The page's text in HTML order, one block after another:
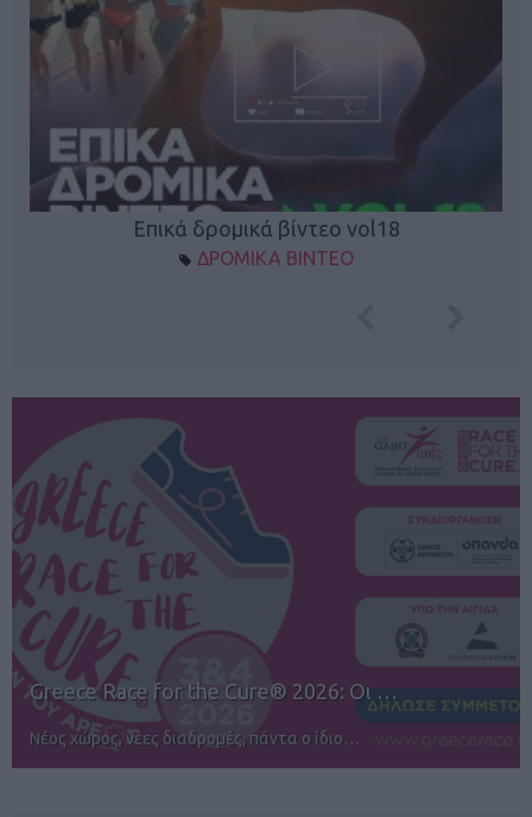
Επικά δρομικά βίντεο vol18
ΔΡΟΜΙΚΑ ΒΙΝΤΕΟ
12ος TUI Rhodes Marathon: Άνοιγμα ε…
Αγώνες για όλους στην Ρόδο